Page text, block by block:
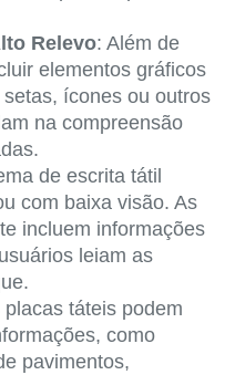
Relevo: Além de
elementos gráficos
ícones ou outros
na compreensão
de escrita tátil
com baixa visão. As
incluem informações
leiam as
placas táteis podem
como
pavimentos,